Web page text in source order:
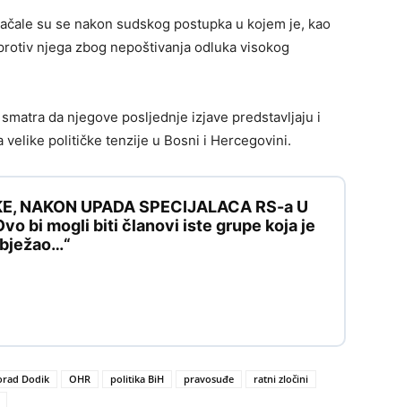
su se nakon sudskog postupka u kojem je, kao
njega zbog nepoštivanja odluka visokog
da njegove posljednje izjave predstavljaju i
političke tenzije u Bosni i Hercegovini.
NAKON UPADA SPECIJALACA RS-a U
bi mogli biti članovi iste grupe koja je
Dodik OHR politika BiH pravosuđe
ratni zločini